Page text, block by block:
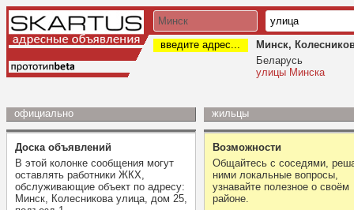
введите адрес...
Минск,
Беларусь
улицы Минска
официально
Доска объявлений
В этой колонке сообщения могут
оставлять работники ЖКХ,
обслуживающие объект по адресу:
Минск, Колесникова улица, дом 25,
жильцы
Возможности
Общайтесь с соседями,
ними локальные вопросы,
узнавайте полезное о своём
районе.